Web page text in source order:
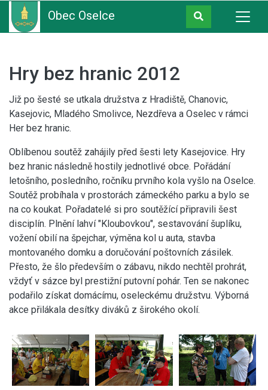
Obec Oselce
Hry bez hranic 2012
Již po šesté se utkala družstva z Hradiště, Chanovic,
Kasejovic, Mladého Smolivce, Nezdřeva a Oselec v rámci
Her bez hranic.
Oblíbenou soutěž zahájily před šesti lety Kasejovice. Hry
bez hranic následně hostily jednotlivé obce. Pořádání
letošního, posledního, ročníku prvního kola vyšlo na Oselce.
Soutěž probíhala v prostorách zámeckého parku a bylo se
na co koukat. Pořadatelé si pro soutěžící připravili šest
disciplín. Plnění lahví "Kloubovkou", sestavování šuplíku,
vožení obilí na špejchar, výměna kol u auta, stavba
montovaného domku a doručování poštovních zásilek.
Přesto, že šlo především o zábavu, nikdo nechtěl prohrát,
vždyť v sázce byl prestižní putovní pohár. Ten se nakonec
podařilo získat domácímu, oseleckému družstvu. Výborná
akce přilákala desítky diváků z širokého okolí.